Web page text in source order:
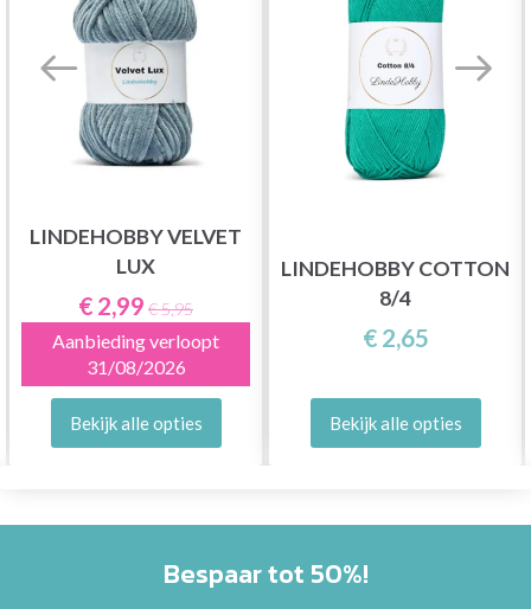
LINDEHOBBY VELVET
LUX
€ 2,99 € 5,95
Aanbieding verloopt
31/08/2026
Bekijk alle opties
LINDEHOBBY COTTON
8/4
€ 2,65
Bekijk alle opties
Bespaar tot 50%!